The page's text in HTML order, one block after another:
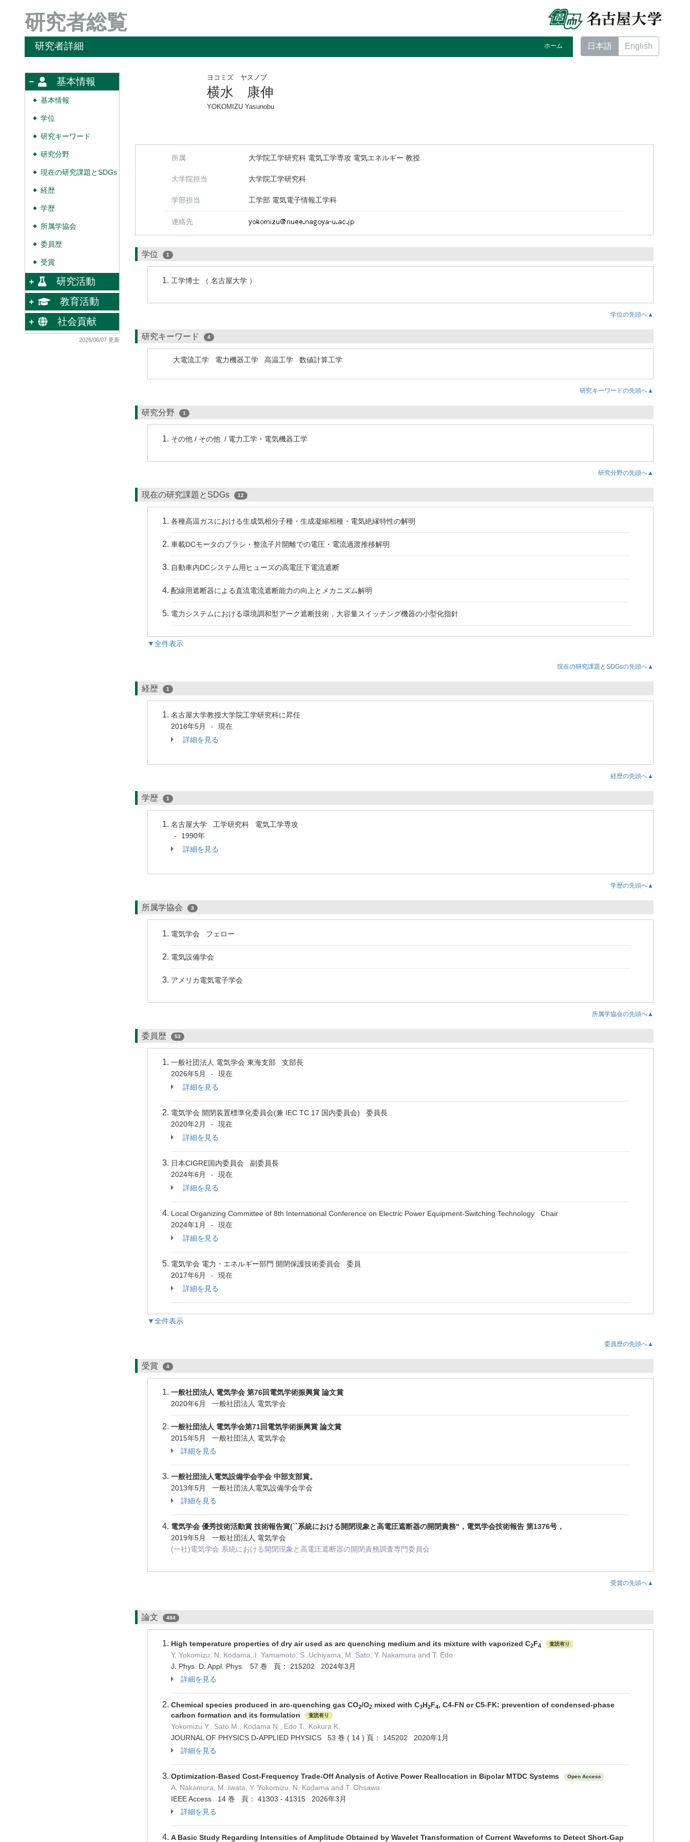
研究者総覧
研究者詳細 ホーム 日本語 English
基本情報
◆ 基本情報
◆ 学位
◆ 研究キーワード
◆ 研究分野
◆ 現在の研究課題とSDGs
◆ 経歴
◆ 学歴
◆ 所属学協会
◆ 委員歴
◆ 受賞
研究活動
教育活動
社会貢献
2026/06/07 更新
ヨコミズ ヤスノブ
横水 康伸
YOKOMIZU Yasunobu
所属 大学院工学研究科 電気工学専攻 電気エネルギー 教授
大学院担当 大学院工学研究科
学部担当 工学部 電気電子情報工学科
連絡先
学位 1
工学博士 （ 名古屋大学 ）
学位の先頭へ▲
研究キーワード 4
大電流工学 電力機器工学 高温工学 数値計算工学
研究キーワードの先頭へ▲
研究分野 1
その他 / その他 / 電力工学・電気機器工学
研究分野の先頭へ▲
現在の研究課題とSDGs 12
各種高温ガスにおける生成気相分子種・生成凝縮相種・電気絶縁特性の解明
車載DCモータのブラシ・整流子片開離での電圧・電流過渡推移解明
自動車内DCシステム用ヒューズの高電圧下電流遮断
配線用遮断器による直流電流遮断能力の向上とメカニズム解明
電力システムにおける環境調和型アーク遮断技術，大容量スイッチング機器の小型化指針
▼全件表示
現在の研究課題とSDGsの先頭へ▲
経歴 1
名古屋大学教授大学院工学研究科に昇任
2016年5月
-
現在
詳細を見る
経歴の先頭へ▲
学歴 1
名古屋大学 工学研究科 電気工学専攻
-
1990年
詳細を見る
学歴の先頭へ▲
所属学協会 3
電気学会 フェロー
電気設備学会
アメリカ電気電子学会
所属学協会の先頭へ▲
委員歴 53
一般社団法人 電気学会 東海支部 支部長
2026年5月
-
現在
詳細を見る
電気学会 開閉装置標準化委員会(兼 IEC TC 17 国内委員会) 委員長
2020年2月
-
現在
詳細を見る
日本CIGRE国内委員会 副委員長
2024年6月
-
現在
詳細を見る
Local Organizing Committee of 8th International Conference on Electric Power Equipment-Switching Technology Chair
2024年1月
-
現在
詳細を見る
電気学会 電力・エネルギー部門 開閉保護技術委員会 委員
2017年6月
-
現在
詳細を見る
▼全件表示
委員歴の先頭へ▲
受賞 4
一般社団法人 電気学会 第76回電気学術振興賞 論文賞
2020年6月 一般社団法人 電気学会
一般社団法人 電気学会第71回電気学術振興賞 論文賞
2015年5月 一般社団法人 電気学会
詳細を見る
一般社団法人電気設備学会学会 中部支部賞。
2013年5月 一般社団法人電気設備学会学会
詳細を見る
電気学会 優秀技術活動賞 技術報告賞(``系統における開閉現象と高電圧遮断器の開閉責務"，電気学会技術報告 第1376号，
2019年5月 一般社団法人 電気学会
(一社)電気学会 系統における開閉現象と高電圧遮断器の開閉責務調査専門委員会
受賞の先頭へ▲
論文 484
High temperature properties of dry air used as arc quenching medium and its mixture with vaporized C2F4 査読有り
Y. Yokomizu, N. Kodama, I. Yamamoto, S. Uchiyama, M. Sato, Y. Nakamura and T. Edo
J. Phys. D: Appl. Phys. 57 巻 頁： 215202 2024年3月
詳細を見る
Chemical species produced in arc-quenching gas CO2/O2 mixed with C3H2F4, C4-FN or C5-FK: prevention of condensed-phase
carbon formation and its formulation
査読有り
Yokomizu Y., Sato M., Kodama N., Edo T., Kokura K.
JOURNAL OF PHYSICS D-APPLIED PHYSICS 53 巻 ( 14 ) 頁： 145202 2020年1月
詳細を見る
Optimization-Based Cost-Frequency Trade-Off Analysis of Active Power Reallocation in Bipolar MTDC Systems Open Access
A. Nakamura, M. Iwata, Y. Yokomizu, N. Kodama and T. Ohsawa
IEEE Access 14 巻 頁： 41303 - 41315 2026年3月
詳細を見る
A Basic Study Regarding Intensities of Amplitude Obtained by Wavelet Transformation of Current Waveforms to Detect Short-Gap